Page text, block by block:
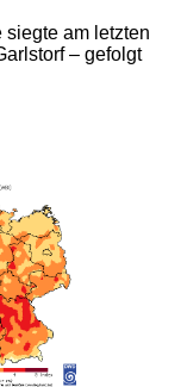
am letzten
– gefolgt